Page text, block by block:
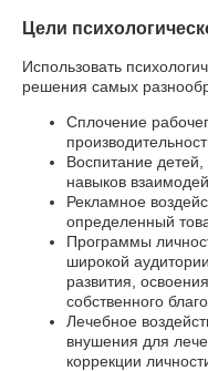
Цели
Использовать
решения самых
Сплочение
Воспитание
навыков
Рекламное
определенный
Программы
широкой
развития,
собственного
Лечебное
внушения для
коррекции